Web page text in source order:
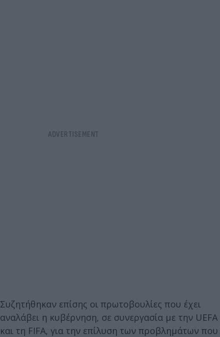
Συζητήθηκαν επίσης οι πρωτοβουλίες που έχει
αναλάβει η κυβέρνηση, σε συνεργασία με την UEFA
και τη FIFA, για την επίλυση των προβλημάτων που